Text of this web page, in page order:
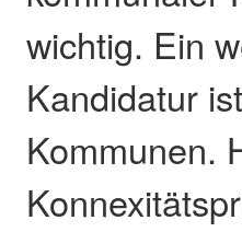
wichtig. Ein
Kandidatur
Kommunen.